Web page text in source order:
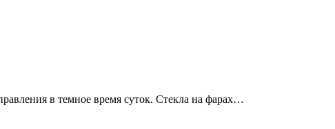
в темное время суток. Стекла на фарах…